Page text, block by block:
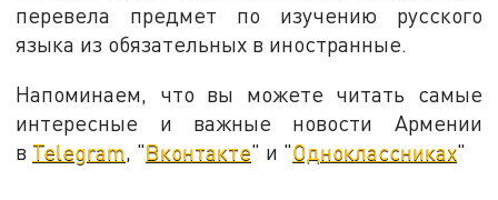
перевела предмет по изучению русского
языка из обязательных в иностранные.
Напоминаем, что вы можете читать самые
интересные и важные новости Армении
в Telegram, "Вконтакте" и "Одноклассниках"